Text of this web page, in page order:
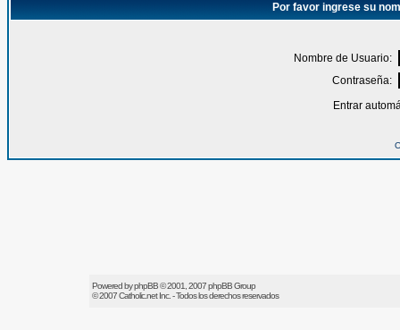
Por favor ingrese su
Nombre de Usuario:
Contraseña:
Entrar
Powered byphpBB© 2001, 2007 phpBB Group
© 2007Catholic.netInc. - Todos los derechos reservados